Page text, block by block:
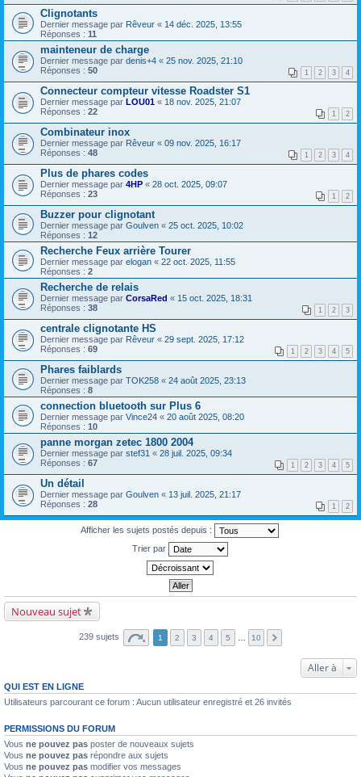
Clignotants
Dernier message par Rêveur « 14 déc. 2025, 13:55
Réponses : 11
mainteneur de charge
Dernier message par denis+4 « 25 nov. 2025, 21:10
Réponses : 50 1 2 3 4
Connecteur compteur vitesse Roadster S1
Dernier message par LOU01 « 18 nov. 2025, 21:07
Réponses : 22 1 2
Combinateur inox
Dernier message par Rêveur « 09 nov. 2025, 16:17
Réponses : 48 1 2 3 4
Plus de phares codes
Dernier message par 4HP « 28 oct. 2025, 09:07
Réponses : 23 1 2
Buzzer pour clignotant
Dernier message par Goulven « 25 oct. 2025, 10:02
Réponses : 12
Recherche Feux arrière Tourer
Dernier message par elogan « 22 oct. 2025, 11:55
Réponses : 2
Recherche de relais
Dernier message par CorsaRed « 15 oct. 2025, 18:31
Réponses : 38 1 2 3
centrale clignotante HS
Dernier message par Rêveur « 29 sept. 2025, 17:12
Réponses : 69 1 2 3 4 5
Phares faiblards
Dernier message par TOK258 « 24 août 2025, 23:13
Réponses : 8
connection bluetooth sur Plus 6
Dernier message par Vince24 « 20 août 2025, 08:20
Réponses : 10
panne morgan zetec 1800 2004
Dernier message par stef31 « 28 juil. 2025, 09:34
Réponses : 67 1 2 3 4 5
Un détail
Dernier message par Goulven « 13 juil. 2025, 21:17
Réponses : 28 1 2
Afficher les sujets postés depuis :
Trier par
Nouveau sujet
239 sujets 1 2 3 4 5 10
Aller à
QUI EST EN LIGNE
Utilisateurs parcourant ce forum : Aucun utilisateur enregistré et 26 invités
PERMISSIONS DU FORUM
Vous ne pouvez pas poster de nouveaux sujets
Vous ne pouvez pas répondre aux sujets
Vous ne pouvez pas modifier vos messages